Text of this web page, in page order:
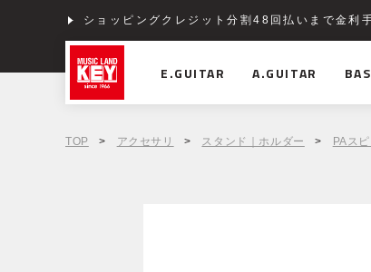
ショッピングクレジット分割48回払いまで金利
E.GUITAR A.GUITAR
TOP > アクセサリ > スタンド｜ホルダー > PAス